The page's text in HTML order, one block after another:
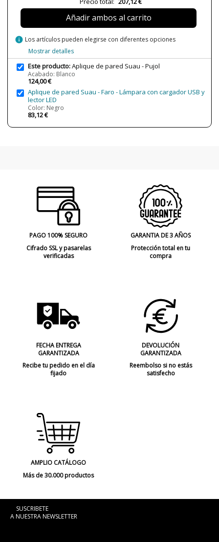
Sí
Clase I
Certificados
Año Lanzamiento
2018
Tipo de Lámpara
Etiqueta Energética
A++
Nuevo
Añadir ambos al carrito
info Los artículos pueden elegirse con diferentes opciones
Mostrar detalles
Este producto:Aplique de pared Suau - Pujol
Acabado: Blanco
124,00 €
Aplique de pared Suau - Faro - Lámpara con cargador USB y
lector LED
Color: Negro
83,12 €
PAGO 100% SEGURO
Cifrado SSL y pasarelas
verificadas
GARANTIA DE 3 AÑOS
Protección total en tu
compra
FECHA ENTREGA
GARANTIZADA
Recibe tu pedido en el día
fijado
DEVOLUCIÓN
GARANTIZADA
Reembolso si no estás
satisfecho
AMPLIO CATÁLOGO
Más de 30.000 productos
SUSCRIBETE
A NUESTRA NEWSLETTER